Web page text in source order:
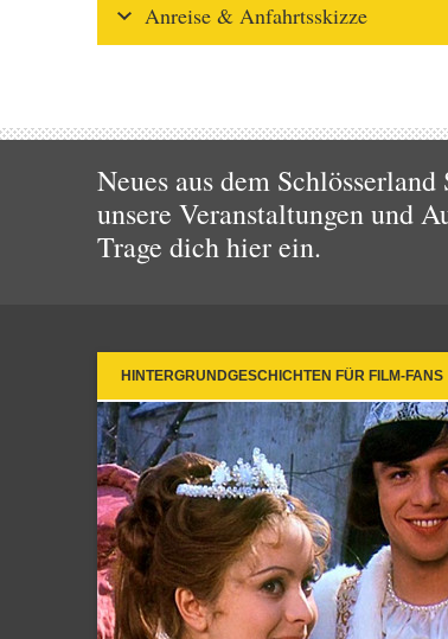
Anreise & Anfahrtsskizze
Neues aus dem
unsere Veranstaltungen und
Trage dich hier ein.
HINTERGRUNDGESCHICHTEN FÜR FILM-FANS